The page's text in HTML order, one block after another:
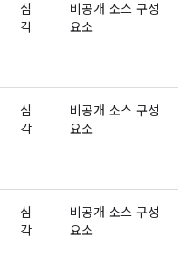
심
각
비공개 소스 구성
요소
심
각
비공개 소스 구성
요소
심
각
비공개 소스 구성
요소